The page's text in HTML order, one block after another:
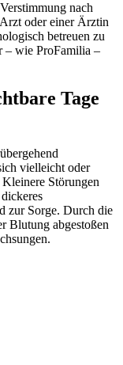
nach
oder einer Ärztin
betreuen zu
– wie ProFamilia –
Tage
vielleicht oder
Störungen
zur Sorge. Durch die
Blutung abgestoßen